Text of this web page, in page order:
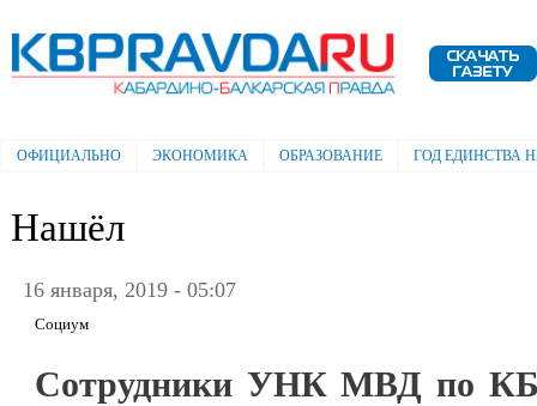
Электронная газета "Кабардино-
Балкарская правда"
Главное меню
ОФИЦИАЛЬНО ЭКОНОМИКА ОБРАЗОВАНИЕ ГОД ЕДИНСТВА
Нашёл
16 января, 2019 - 05:07
Социум
Сотрудники УНК МВД по